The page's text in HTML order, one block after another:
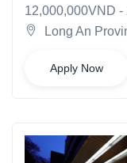
12,000,000VND -
Long An
Apply Now